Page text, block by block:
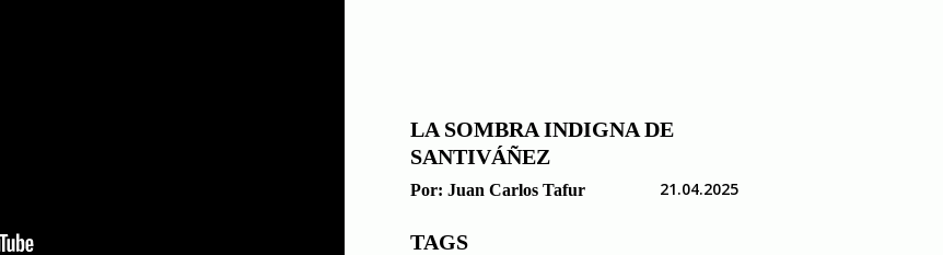
LA SOMBRA INDIGNA DE
SANTIVÁÑEZ
Por: Juan Carlos Tafur 21.04.2025
TAGS